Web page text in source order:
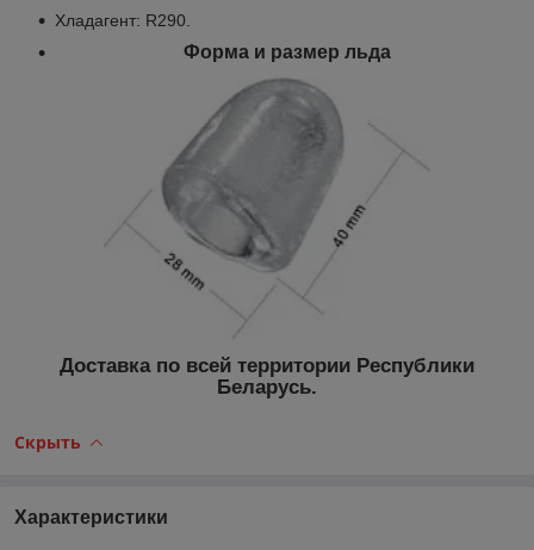
Хладагент: R290.
Форма и размер льда
Доставка по всей территории Республики
Беларусь.
Скрыть
Характеристики